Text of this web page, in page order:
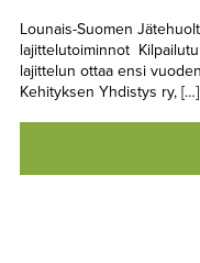
Lounais-Suomen
lajittelutoiminnot
lajittelun ottaa ensi
Kehityksen Yhdistys ry, […]